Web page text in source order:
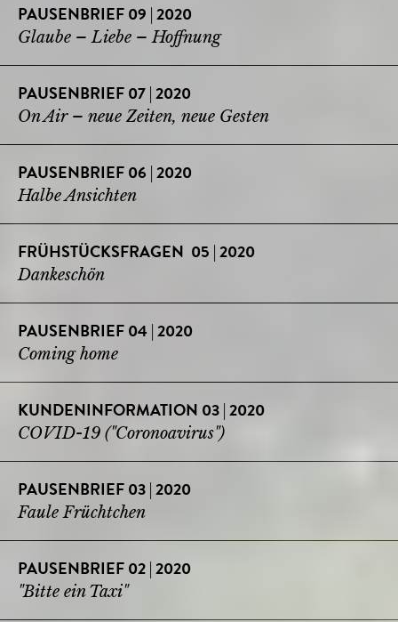
PAUSENBRIEF 09 | 2020
Glaube – Liebe – Hoffnung
PAUSENBRIEF 07 | 2020
On Air – neue Zeiten, neue Gesten
PAUSENBRIEF 06 | 2020
Halbe Ansichten
FRÜHSTÜCKSFRAGEN 05 | 2020
Dankeschön
PAUSENBRIEF 04 | 2020
Coming home
KUNDENINFORMATION 03 | 2020
COVID-19 ("Coronoavirus")
PAUSENBRIEF 03 | 2020
Faule Früchtchen
PAUSENBRIEF 02 | 2020
"Bitte ein Taxi"